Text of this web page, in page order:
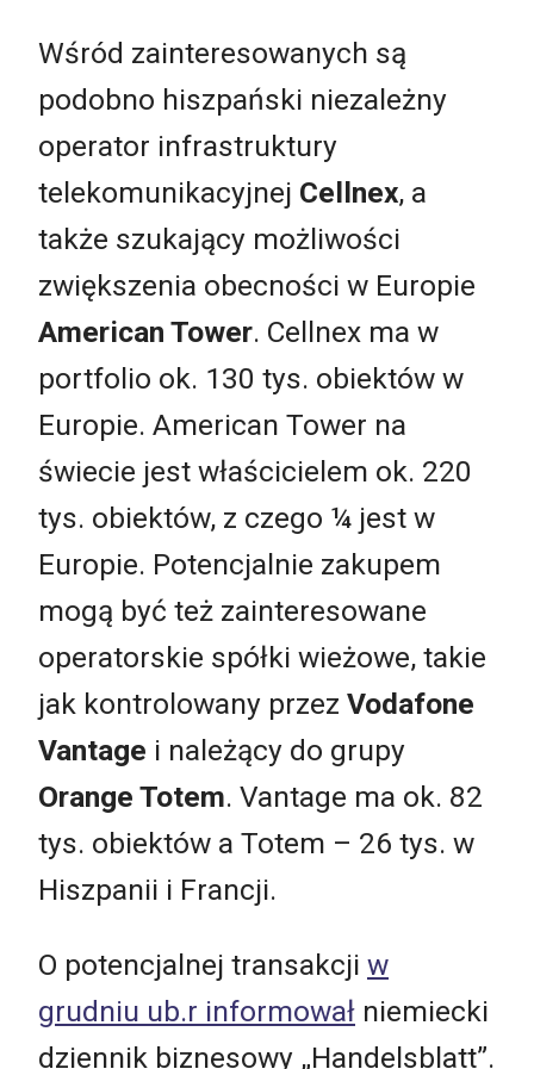
Wśród zainteresowanych są
podobno hiszpański niezależny
operator infrastruktury
telekomunikacyjnej Cellnex, a
także szukający możliwości
zwiększenia obecności w Europie
American Tower. Cellnex ma w
portfolio ok. 130 tys. obiektów w
Europie. American Tower na
świecie jest właścicielem ok. 220
tys. obiektów, z czego ¼ jest w
Europie. Potencjalnie zakupem
mogą być też zainteresowane
operatorskie spółki wieżowe, takie
jak kontrolowany przez Vodafone
Vantage i należący do grupy
Orange Totem. Vantage ma ok. 82
tys. obiektów a Totem – 26 tys. w
Hiszpanii i Francji.
O potencjalnej transakcji w
grudniu ub.r informował niemiecki
dziennik biznesowy „Handelsblatt”.